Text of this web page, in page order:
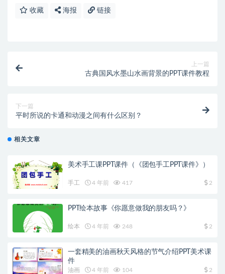
收藏 海报 链接
上一篇
古典国风水墨山水画背景的PPT课件教程
下一篇
平时所说的卡通和动漫之间有什么区别？
相关文章
美术手工课PPT课件（《团包手工PPT课件》）
手工 4 年前 417 2
PPT绘本故事《你愿意做我的朋友吗？》
绘本 4 年前 248 2
一套精美的油画秋天风格的节气介绍PPT美术课
件
油画 4 年前 104 2